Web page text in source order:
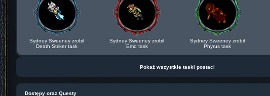
Sydney Sweeney zrobił
Death Striker task
Sydney Sweeney zrobił
Emo task
Sydney Sweeney zrobił
Phyrus task
Pokaż wszystkie taski postaci
Dostępy oraz Questy